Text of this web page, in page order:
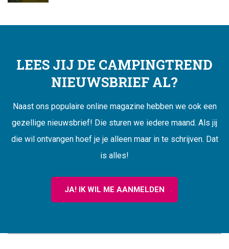
LEES JIJ DE CAMPINGTREND
NIEUWSBRIEF AL?
Naast ons populaire online magazine hebben we ook een
gezellige nieuwsbrief! Die sturen we iedere maand. Als jij
die wil ontvangen hoef je je alleen maar in te schrijven. Dat
is alles!
JA! IK WIL ME AANMELDEN